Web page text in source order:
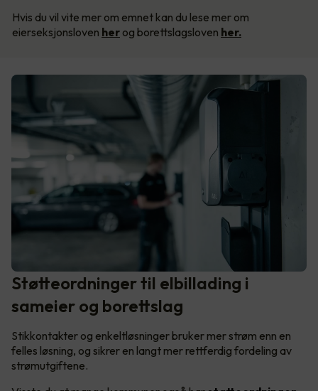
Hvis du vil vite mer om emnet kan du lese mer om
eierseksjonsloven her og borettslagsloven her.
Støtteordninger til elbillading i
sameier og borettslag
Stikkontakter og enkeltløsninger bruker mer strøm enn en
felles løsning, og sikrer en langt mer rettferdig fordeling av
strømutgiftene.